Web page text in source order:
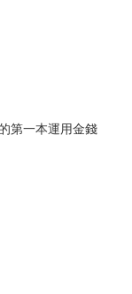
第一本運用金錢